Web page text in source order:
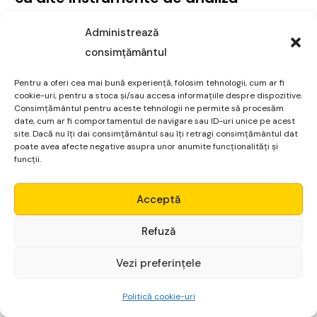
Administrează
consimțământul
Pentru a oferi cea mai bună experiență, folosim tehnologii, cum ar fi
cookie-uri, pentru a stoca și/sau accesa informațiile despre dispozitive.
Consimțământul pentru aceste tehnologii ne permite să procesăm
date, cum ar fi comportamentul de navigare sau ID-uri unice pe acest
site. Dacă nu îți dai consimțământul sau îți retragi consimțământul dat
poate avea afecte negative asupra unor anumite funcționalități și
funcții.
Acceptă
Refuză
Vezi preferințele
Politică cookie-uri
Pentru a crește acuratețea și încrederea în deciziile de
tranzacționare, Fibonacci Retracement poate fi
Indicatori de trendprecum mediile mobile (moving
averages) sau indicatorii MACD, care pot confirma
direcția trendului.
formațiuni de lumânări (candlestick patterns), sau alte
niveluri cheie de preț.
Volumele de tranzacționarecare pot indica forța
mișcării prețului la un anumit nivel Fibonacci.
Strategii de tranzactionare
Micro Alpha
Începe gratuit